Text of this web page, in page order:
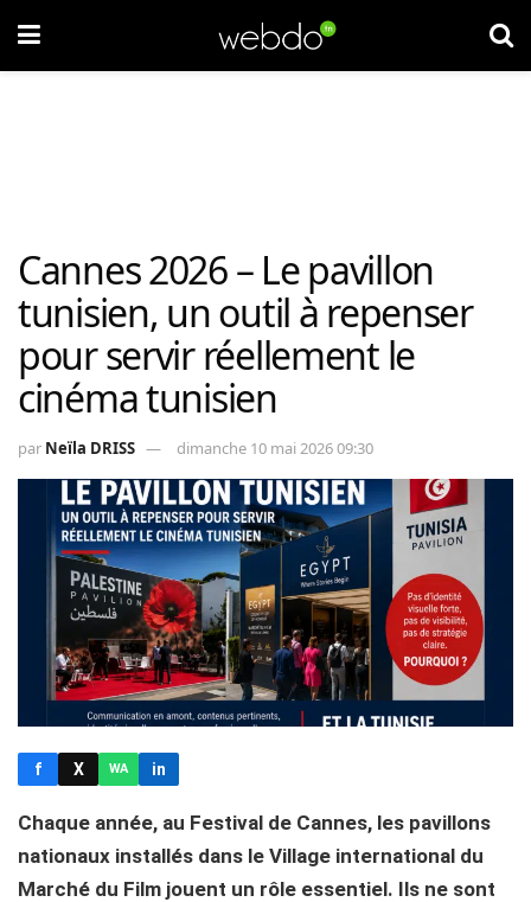
Cannes 2026 – Le pavillon
tunisien, un outil à repenser
pour servir réellement le
cinéma tunisien
par Neïla DRISS dimanche 10 mai 2026 09:30
f X WA in
Chaque année, au Festival de Cannes, les pavillons
nationaux installés dans le Village international du
Marché du Film jouent un rôle essentiel. Ils ne sont